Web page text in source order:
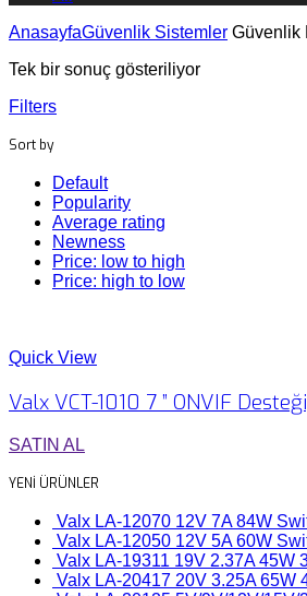
AnasayfaGüvenlik Sistemler Güvenlik
Tek bir sonuç gösteriliyor
Filters
Sort by
Default
Popularity
Average rating
Newness
Price: low to high
Price: high to low
Quick View
Valx VCT-1010 7 ” ONVIF
SATIN AL
YENİ ÜRÜNLER
Valx LA-12070 12V 7A 84W
Valx LA-12050 12V 5A 60W
Valx LA-19311 19V 2.37A 45W
Valx LA-20417 20V 3.25A 65W